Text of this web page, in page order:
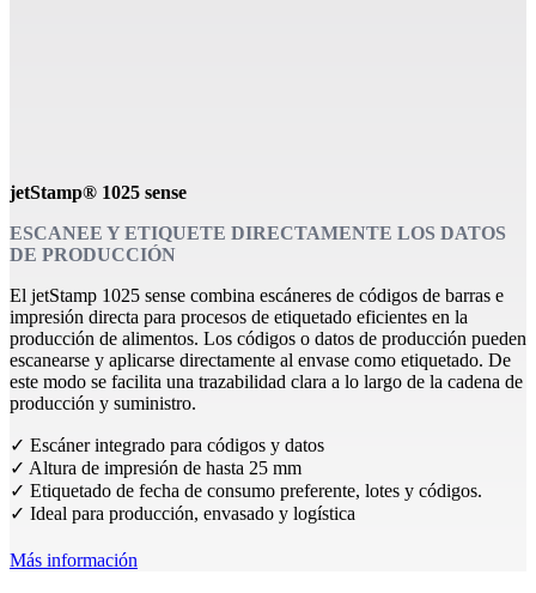
jetStamp® 1025 sense
ESCANEE Y ETIQUETE DIRECTAMENTE LOS DATOS
DE PRODUCCIÓN
El jetStamp 1025 sense combina escáneres de códigos de barras e
impresión directa para procesos de etiquetado eficientes en la
producción de alimentos. Los códigos o datos de producción pueden
escanearse y aplicarse directamente al envase como etiquetado. De
este modo se facilita una trazabilidad clara a lo largo de la cadena de
producción y suministro.
✓ Escáner integrado para códigos y datos
✓ Altura de impresión de hasta 25 mm
✓ Etiquetado de fecha de consumo preferente, lotes y códigos.
✓ Ideal para producción, envasado y logística
Más información